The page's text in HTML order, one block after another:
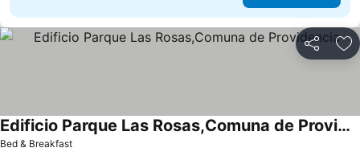
Compartir
Bed & Breakfast
Edificio Parque Las Rosas,Comuna de Providencia